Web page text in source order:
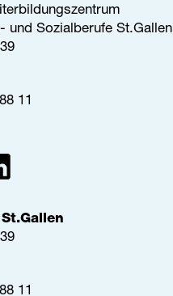
und Sozialberufe St.Gallen
11
11